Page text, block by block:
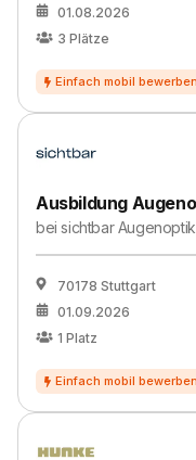
01.08.2026
3 Plätze
Ausbildung
beisichtbar Augenoptik
70178 Stuttgart
01.09.2026
1 Platz